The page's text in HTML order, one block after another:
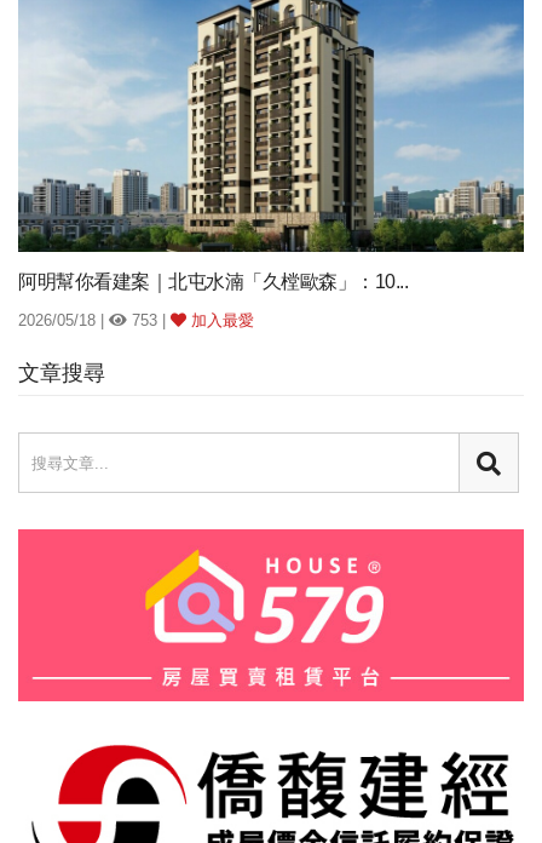
文章搜尋
阿明幫你看建案｜北屯水湳「久樘歐森」：10...
2026/05/18 | 753 | 加入最愛